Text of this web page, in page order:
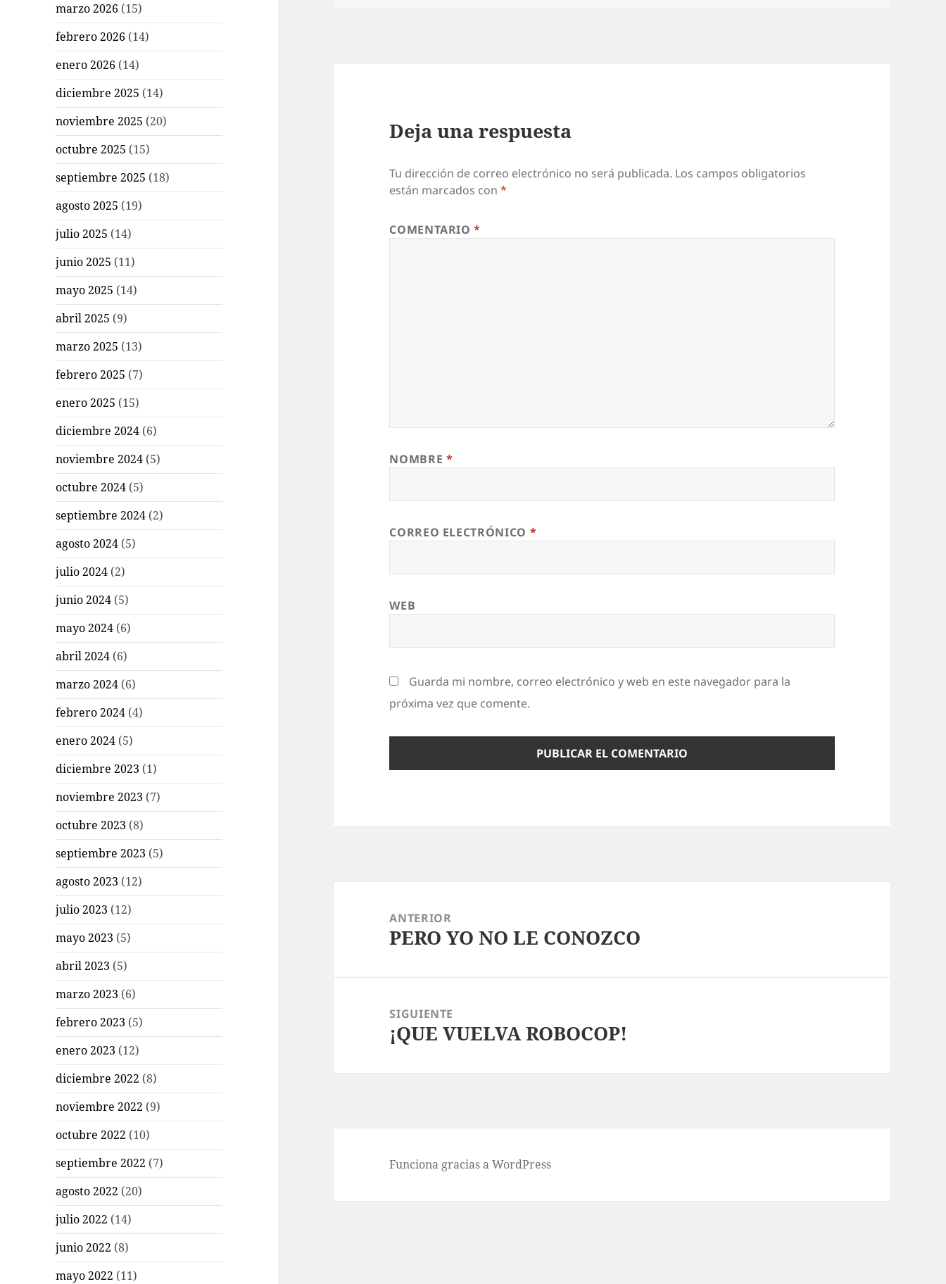
marzo 2026 (15)
febrero 2026 (14)
enero 2026 (14)
diciembre 2025 (14)
noviembre 2025 (20)
octubre 2025 (15)
septiembre 2025 (18)
agosto 2025 (19)
julio 2025 (14)
junio 2025 (11)
mayo 2025 (14)
abril 2025 (9)
marzo 2025 (13)
febrero 2025 (7)
enero 2025 (15)
diciembre 2024 (6)
noviembre 2024 (5)
octubre 2024 (5)
septiembre 2024 (2)
agosto 2024 (5)
julio 2024 (2)
junio 2024 (5)
mayo 2024 (6)
abril 2024 (6)
marzo 2024 (6)
febrero 2024 (4)
enero 2024 (5)
diciembre 2023 (1)
noviembre 2023 (7)
octubre 2023 (8)
septiembre 2023 (5)
agosto 2023 (12)
julio 2023 (12)
mayo 2023 (5)
abril 2023 (5)
marzo 2023 (6)
febrero 2023 (5)
enero 2023 (12)
diciembre 2022 (8)
noviembre 2022 (9)
octubre 2022 (10)
septiembre 2022 (7)
agosto 2022 (20)
julio 2022 (14)
junio 2022 (8)
mayo 2022 (11)
Deja una respuesta
Tu dirección de correo electrónico no será publicada. Los campos obligatorios
están marcados con*
COMENTARIO*
NOMBRE *
CORREO ELECTRÓNICO *
WEB
Guarda mi nombre, correo electrónico y web en este navegador para la
próxima vez que comente.
entradas
ANTERIOR
Entrada
PERO YO NO LE CONOZCO
SIGUIENTE
Entrada
¡QUE VUELVA ROBOCOP!
Funciona gracias a WordPress